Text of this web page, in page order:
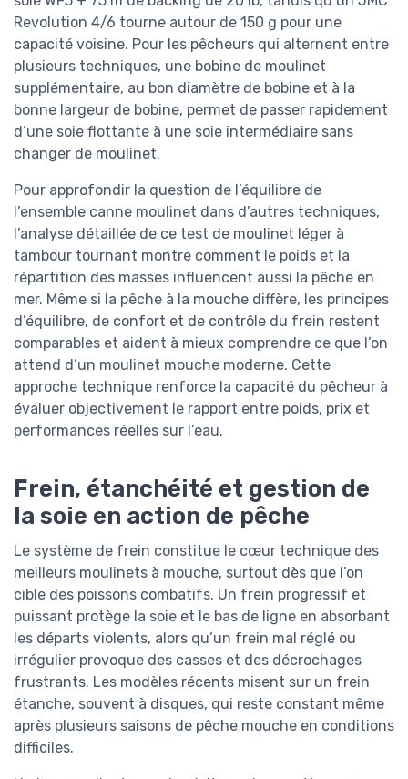
Revolution 4/6 tourne autour de 150 g pour une
capacité voisine. Pour les pêcheurs qui alternent entre
plusieurs techniques, une bobine de moulinet
supplémentaire, au bon diamètre de bobine et à la
bonne largeur de bobine, permet de passer rapidement
d’une soie flottante à une soie intermédiaire sans
changer de moulinet.
Pour approfondir la question de l’équilibre de
l’ensemble canne moulinet dans d’autres techniques,
l’analyse détaillée de ce test de moulinet léger à
tambour tournant montre comment le poids et la
répartition des masses influencent aussi la pêche en
mer. Même si la pêche à la mouche diffère, les principes
d’équilibre, de confort et de contrôle du frein restent
comparables et aident à mieux comprendre ce que l’on
attend d’un moulinet mouche moderne. Cette
approche technique renforce la capacité du pêcheur à
évaluer objectivement le rapport entre poids, prix et
performances réelles sur l’eau.
Frein, étanchéité et gestion de
la soie en action de pêche
Le système de frein constitue le cœur technique des
meilleurs moulinets à mouche, surtout dès que l’on
cible des poissons combatifs. Un frein progressif et
puissant protège la soie et le bas de ligne en absorbant
les départs violents, alors qu’un frein mal réglé ou
irrégulier provoque des casses et des décrochages
frustrants. Les modèles récents misent sur un frein
étanche, souvent à disques, qui reste constant même
après plusieurs saisons de pêche mouche en conditions
difficiles.